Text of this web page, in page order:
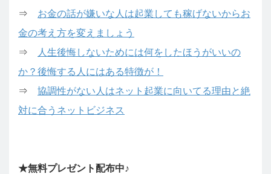
⇒ お金の話が嫌いな人は起業しても稼げないからお
金の考え方を変えましょう
⇒
人生後悔しないためには何をしたほうがいいの
か？後悔する人にはある特徴が！
⇒ 協調性がない人はネット起業に向いてる理由と絶
対に合うネットビジネス
★無料プレゼント配布中♪